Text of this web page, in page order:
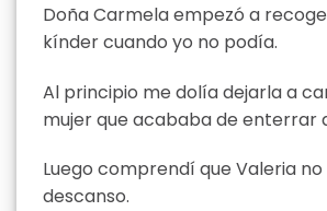
Doña Carmela empezó a
kínder cuando yo no podía.
Al principio me dolía dejarla a
mujer que acababa de enterrar
Luego comprendí que Valeria
descanso.